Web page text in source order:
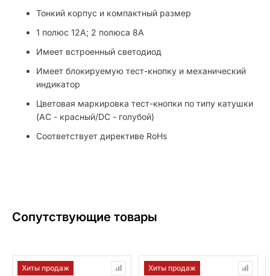
Тонкий корпус и компактный размер
1 полюс 12A; 2 полюса 8A
Имеет встроенный светодиод
Имеет блокируемую тест-кнопку и механический
индикатор
Цветовая маркировка тест-кнопки по типу катушки
(AC - красный/DC - голубой)
Соответствует директиве RoHs
Сопутствующие товары
Хиты продаж Новинки
Хиты продаж